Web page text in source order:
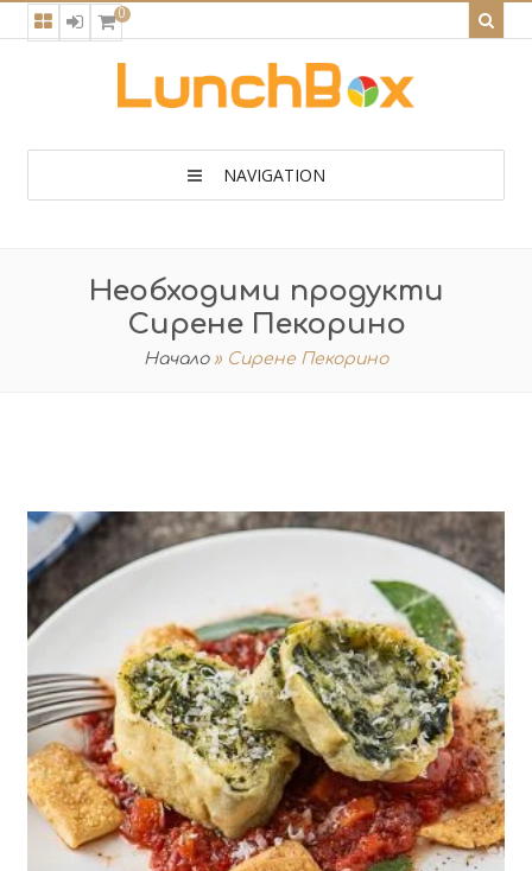
0
NAVIGATION
Необходими продукти
Сирене Пекорино
Начало » Сирене Пекорино
24
6
15 Min